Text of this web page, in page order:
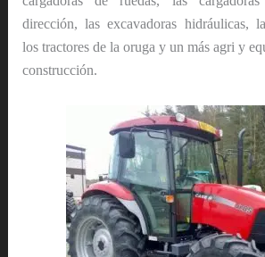
dirección, las excavadoras hidráulicas,
los tractores de la oruga y un más agri y
construcción.